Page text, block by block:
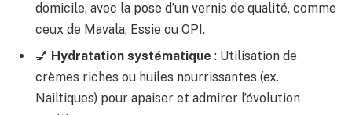
domicile, avec la pose d’un vernis de qualité, comme
ceux de Mavala, Essie ou OPI.
💅 Hydratation systématique : Utilisation de
crèmes riches ou huiles nourrissantes (ex.
Nailtiques) pour apaiser et admirer l’évolution